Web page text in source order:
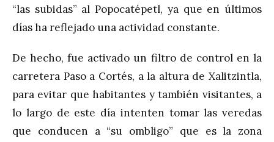
“las subidas” al Popocatépetl, ya que en últimos
días ha reflejado una actividad constante.
De hecho, fue activado un filtro de control en la
carretera Paso a Cortés, a la altura de Xalitzintla,
para evitar que habitantes y también visitantes, a
lo largo de este día intenten tomar las veredas
que conducen a “su ombligo” que es la zona